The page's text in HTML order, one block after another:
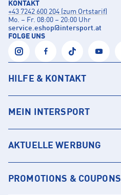
KONTAKT
+43 7242 600 204 (zum Ortstarif)
Mo. – Fr. 08:00 – 20:00 Uhr
service.eshop@intersport.at
FOLGE UNS
HILFE & KONTAKT
MEIN INTERSPORT
AKTUELLE WERBUNG
PROMOTIONS & COUPONS